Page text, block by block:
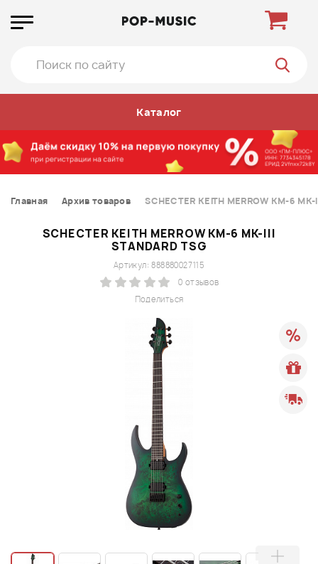
Каталог
Главная Архив товаров SCHECTER KEITH MERROW KM-6 MK-
SCHECTER KEITH MERROW KM-6 MK-III
STANDARD TSG
Поделиться
Артикул: 888880027115
0 отзывов